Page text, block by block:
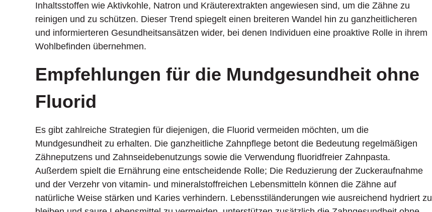
Inhaltsstoffen wie Aktivkohle, Natron und Kräuterextrakten angewiesen sind, um die Zähne zu
reinigen und zu schützen. Dieser Trend spiegelt einen breiteren Wandel hin zu ganzheitlicheren
und informierteren Gesundheitsansätzen wider, bei denen Individuen eine proaktive Rolle in ihrem
Wohlbefinden übernehmen.
Empfehlungen für die Mundgesundheit ohne
Fluorid
Es gibt zahlreiche Strategien für diejenigen, die Fluorid vermeiden möchten, um die
Mundgesundheit zu erhalten. Die ganzheitliche Zahnpflege betont die Bedeutung regelmäßigen
Zähneputzens und Zahnseidebenutzungs sowie die Verwendung fluoridfreier Zahnpasta.
Außerdem spielt die Ernährung eine entscheidende Rolle; Die Reduzierung der Zuckeraufnahme
und der Verzehr von vitamin- und mineralstoffreichen Lebensmitteln können die Zähne auf
natürliche Weise stärken und Karies verhindern. Lebensstiländerungen wie ausreichend hydriert zu